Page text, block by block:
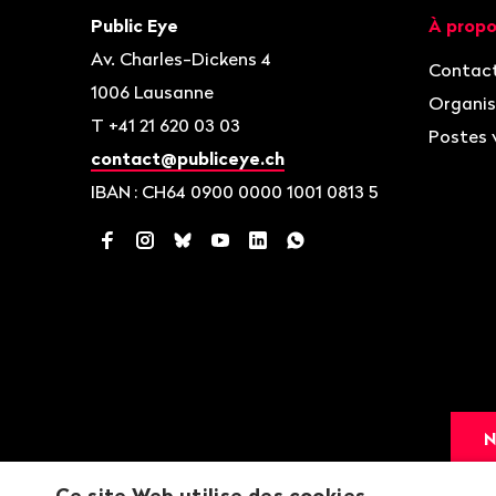
Contact
Public Eye
Av. Charles-Dickens 4
1006 Lausanne
T +41 21 620 03 03
contact@publiceye.ch
IBAN : CH64 0900 0000 1001 0813 5
FacebookInstagram
BlueskyYouTubeLinkedInWhatsApp
À
Postes